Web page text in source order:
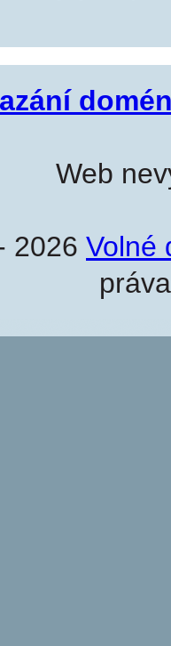
Web
2026 Volné